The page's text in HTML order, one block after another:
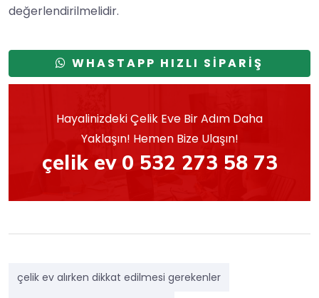
değerlendirilmelidir.
WHASTAPP HIZLI SİPARİŞ
Hayalinizdeki Çelik Eve Bir Adım Daha
Yaklaşın! Hemen Bize Ulaşın!
çelik ev 0 532 273 58 73
çelik ev alırken dikkat edilmesi gerekenler